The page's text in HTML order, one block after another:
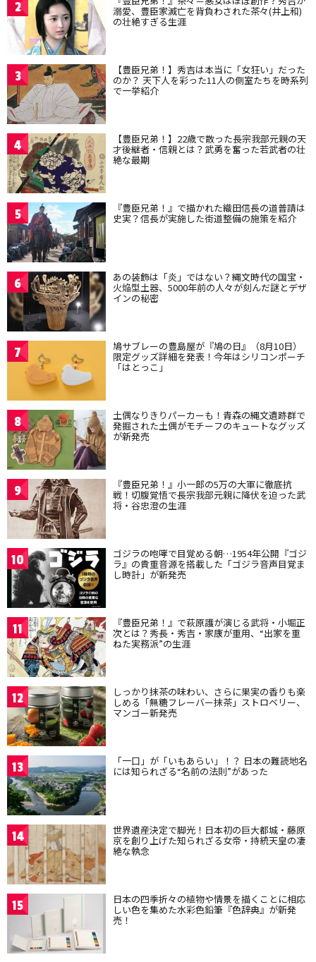
2 溺愛、豊臣家滅亡を背負わされた茶々(井上和)
の壮絶すぎる生涯
3 【豊臣兄弟！】秀吉は本当に「女狂い」だった
のか？ 天下人を彩った11人の側室たちを時系列
で一挙紹介
4 【豊臣兄弟！】22歳で散った長宗我部元親の天
才後継者・信親とは？武勇を奮った若武者の壮
絶な最期
5 『豊臣兄弟！』で描かれた織田信長の道普請は
史実？信長が実施した街道整備の施策を紹介
6 あの装飾は「炎」ではない？縄文時代の国宝・
火焔型土器、5000年前の人々が刻んだ謎とデザ
インの秘密
7 鳩サブレーの豊島屋が『鳩の日』（8月10日）
限定グッズ詳細を発表！今年はシリコンポーチ
「はとっこ」
8 土偶なりきりパーカーも！青森の縄文遺跡群で
発掘された土偶がモチーフのキュートなグッズ
が新発売
9 『豊臣兄弟！』小一郎の5万の大軍に徹底抗
戦！切腹覚悟で長宗我部元親に降伏を迫った武
将・谷忠澄の生涯
10 ゴジラの咆哮で目覚める朝…1954年公開『ゴジ
ラ』の貴重音源を搭載した「ゴジラ音声目覚ま
し時計」が新発売
11 『豊臣兄弟！』で萩原護が演じる武将・小堀正
次とは？秀長・秀吉・家康が重用、“出家を重
ねた実務派”の生涯
12 しっかり抹茶の味わい、さらに果実の香りも楽
しめる「無糖フレーバー抹茶」ストロベリー、
マンゴー新発売
13 「一口」が「いもあらい」！？ 日本の難読地名
には知られざる“名前の法則”があった
14 世界遺産決定で脚光！日本初の巨大都城・藤原
京を創り上げた知られざる女帝・持統天皇の凄
絶な執念
15 日本の四季折々の植物や情景を描くことに相応
しい色を集めた水彩色鉛筆『色辞典』が新発
売！